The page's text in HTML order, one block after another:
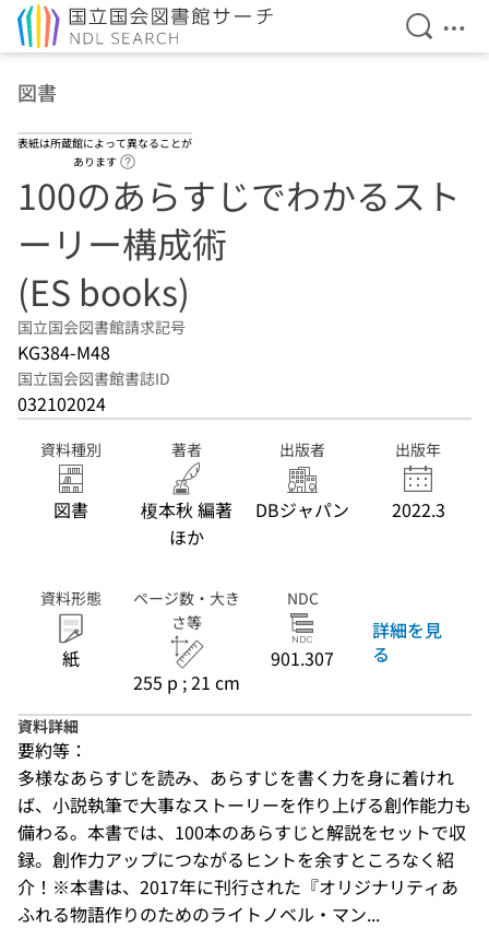
検索を
メ
図書
表紙は所蔵館によって異なることが
あります
100のあらすじでわかるスト
ーリー構成術
(ES books)
国立国会図書館請求記号
KG384-M48
国立国会図書館書誌ID
032102024
資料種別
図書
著者
榎本秋 編著
ほか
出版者
DBジャパン
出版年
2022.3
資料形態
紙
ページ数・大き
さ等
255 p ; 21 cm
NDC
901.307
詳細を見
る
資料詳細
要約等：
多様なあらすじを読み、あらすじを書く力を身に着けれ
ば、小説執筆で大事なストーリーを作り上げる創作能力も
備わる。本書では、100本のあらすじと解説をセットで収
録。創作力アップにつながるヒントを余すところなく紹
介！※本書は、2017年に刊行された『オリジナリティあ
ふれる物語作りのためのライトノベル・マン...